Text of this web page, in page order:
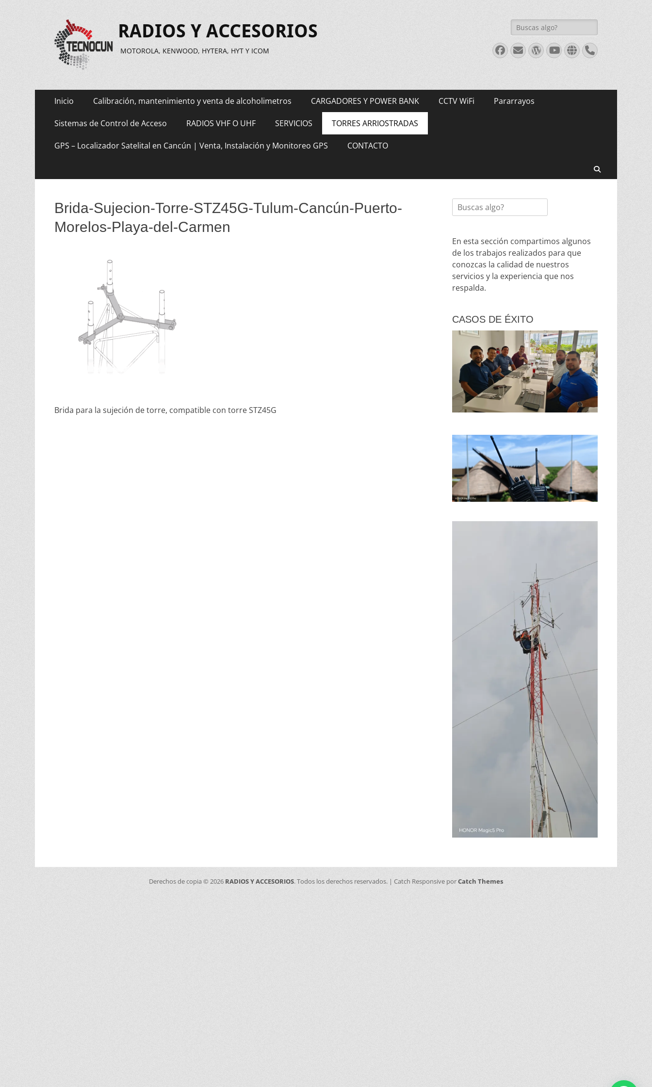
RADIOS Y ACCESORIOS
MOTOROLA, KENWOOD, HYTERA, HYT Y ICOM
Buscar:
Facebook
Correo
electrónico
WordPress
Youtube
WebTeléfono
Menú
Saltar
contenido
Inicio Calibración, mantenimiento y venta de alcoholimetros CARGADORES Y POWER BANK CCTV WiFi Pararrayos
Sistemas de Control de Acceso RADIOS VHF O UHF SERVICIOS TORRES ARRIOSTRADAS
GPS – Localizador Satelital en Cancún | Venta, Instalación y Monitoreo GPS CONTACTO
Brida-Sujecion-Torre-STZ45G-Tulum-Cancún-Puerto-
Morelos-Playa-del-Carmen
Brida para la sujeción de torre, compatible con torre STZ45G
Buscar:
En esta sección compartimos algunos
de los trabajos realizados para que
conozcas la calidad de nuestros
servicios y la experiencia que nos
respalda.
CASOS DE ÉXITO
Derechos de copia © 2026 RADIOS Y ACCESORIOS. Todos los derechos reservados. | Catch Responsive porCatch Themes